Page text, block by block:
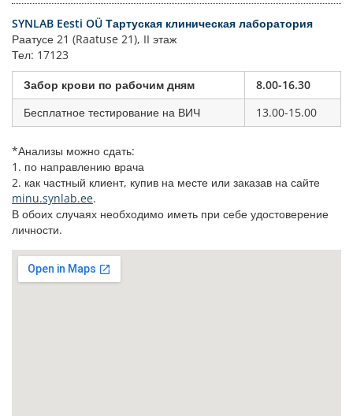
SYNLAB Eesti OÜ Тартуская клиническая лаборатория
Раатусе 21 (Raatuse 21), II этаж
Тел: 17123
Забор крови по рабочим дням
8.00-16.30
Бесплатное тестирование на ВИЧ
13.00-15.00
*Анализы можно сдать:
1. по направлению врача
2. как частный клиент, купив на месте или заказав на сайте
minu.synlab.ee.
В обоих случаях необходимо иметь при себе удостоверение
личности.